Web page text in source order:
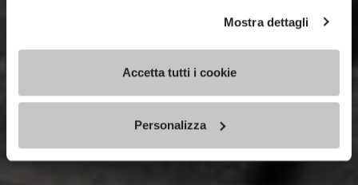
Mostra dettagli
Accetta tutti i cookie
Personalizza